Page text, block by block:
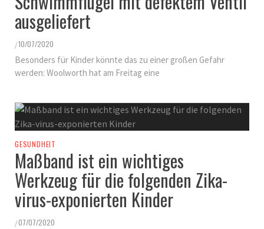
ausgeliefert
/10/07/2020
Besonders für Kinder könnte das zu einer großen Gefahr
werden: Woolworth hat am Freitag eine
GESUNDHEIT
Maßband ist ein wichtiges
Werkzeug für die folgenden Zika-
virus-exponierten Kinder
/07/07/2020